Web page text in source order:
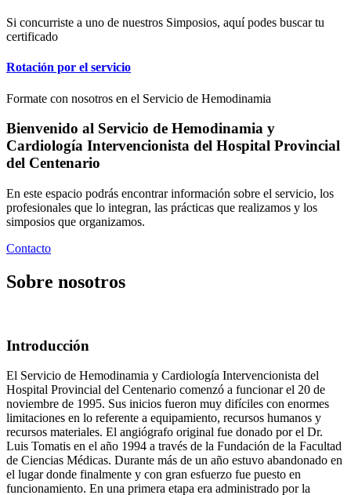
Si concurriste a uno de nuestros Simposios, aquí podes buscar tu
certificado
Rotación por el servicio
Formate con nosotros en el Servicio de Hemodinamia
Bienvenido al Servicio de Hemodinamia y
Cardiología Intervencionista del Hospital Provincial
del Centenario
En este espacio podrás encontrar información sobre el servicio, los
profesionales que lo integran, las prácticas que realizamos y los
simposios que organizamos.
Contacto
Sobre nosotros
Introducción
El Servicio de Hemodinamia y Cardiología Intervencionista del
Hospital Provincial del Centenario comenzó a funcionar el 20 de
noviembre de 1995. Sus inicios fueron muy difíciles con enormes
limitaciones en lo referente a equipamiento, recursos humanos y
recursos materiales. El angiógrafo original fue donado por el Dr.
Luis Tomatis en el año 1994 a través de la Fundación de la Facultad
de Ciencias Médicas. Durante más de un año estuvo abandonado en
el lugar donde finalmente y con gran esfuerzo fue puesto en
funcionamiento. En una primera etapa era administrado por la